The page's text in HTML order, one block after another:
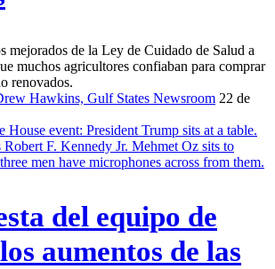
mejorados de la Ley de Cuidado de Salud a
muchos agricultores confiaban para comprar
renovados.
Hawkins, Gulf States Newsroom 22 de
del equipo de
aumentos de las